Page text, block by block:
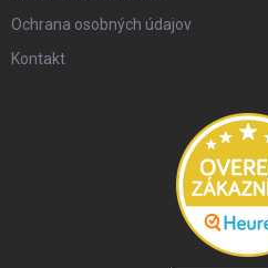
Ochrana osobných údajov
Kontakt